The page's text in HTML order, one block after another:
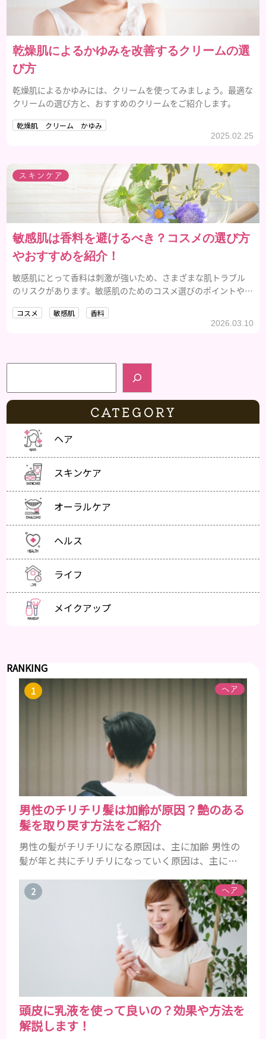
乾燥肌によるかゆみを改善するクリームの選
び方
乾燥肌によるかゆみには、クリームを使ってみましょう。最適な
クリームの選び方と、おすすめのクリームをご紹介します。
乾燥肌 クリーム かゆみ
2025.02.25
スキンケア
敏感肌は香料を避けるべき？コスメの選び方
やおすすめを紹介！
敏感肌にとって香料は刺激が強いため、さまざまな肌トラブル
のリスクがあります。敏感肌のためのコスメ選びのポイントやお
コスメ 敏感肌 香料
2026.03.10
検索
CATEGORY
ヘア
スキンケア
オーラルケア
ヘルス
ライフ
メイクアップ
RANKING
ヘア
男性のチリチリ髪は加齢が原因？艶のある
髪を取り戻す方法をご紹介
男性の髪がチリチリになる原因は、主に加齢 男性の
髪が年と共にチリチリになっていく原因は、主に加
にツヤがあった男性も、いつのまにか髪がチリチリ
でペタンとするようになったと感じる人もいるでし
ょう。特に大人の男性としての魅力が出てくる40代
以降の男性に悩んでいる人が多い傾向があります。
髪が生え変わるサイクルは、年齢と共に乱れていき
ます。髪が太くならないま...
ヘア
頭皮に乳液を使って良いの？効果や方法を
解説します！